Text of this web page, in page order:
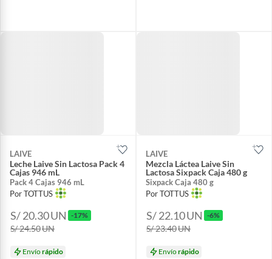
LAIVE
Leche Laive Sin Lactosa Pack 4
Cajas 946 mL
Pack 4 Cajas 946 mL
Por TOTTUS
S/ 20.30UN -17%
S/ 24.50UN
Envíorápido
LAIVE
Mezcla Láctea Laive Sin
Lactosa Sixpack Caja 480 g
Sixpack Caja 480 g
Por TOTTUS
S/ 22.10UN -6%
S/ 23.40UN
Envíorápido